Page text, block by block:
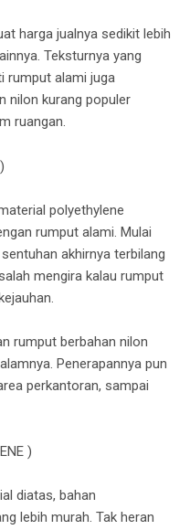
harga jualnya sedikit lebih
Teksturnya yang
rumput alami juga
nilon kurang populer
ruangan.
polyethylene
rumput alami. Mulai
akhirnya terbilang
mengira kalau rumput
rumput berbahan nilon
Penerapannya pun
perkantoran, sampai
)
diatas, bahan
lebih murah. Tak heran